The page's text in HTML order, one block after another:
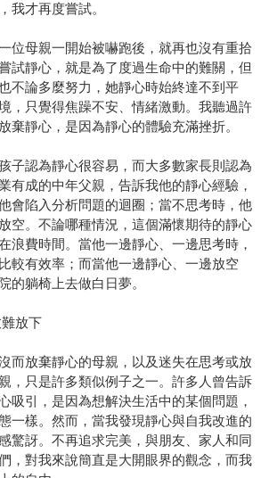
我才再度嘗試。
位母親一開始被嚇跑後，就再也沒有重拾
試靜心，就是為了度過生命中的難關，但
不論多麼努力，她靜心時始終達不到平
，只覺得焦躁不安、情緒激動。我聽過許
棄靜心，是因為靜心的體驗充滿挫折。
子認為靜心很容易，而大多數家長則認為
有成的中年父親，告訴我他的靜心經驗，
會陷入分析問題的迴圈；當不思考時，他
空。不論哪種情況，這個滿懷期待的靜心
浪費時間。當他一邊靜心、一邊思考時，
較有效率；而當他一邊靜心、一邊放空
的躺椅上去做白日夢。
放下
而放棄靜心的母親，以及迷失在思考或放
，只是許多類似例子之一。許多人曾告訴
吸引，是因為想解決生活中的某個問題，
一樣。然而，當我發現靜心與自我改進的
驚訝。不再追求完美，與朋友、家人和同
，對我來說簡直是大開眼界的觀念，而我